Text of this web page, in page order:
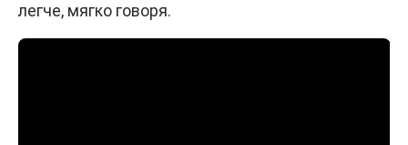
легче, мягко говоря.